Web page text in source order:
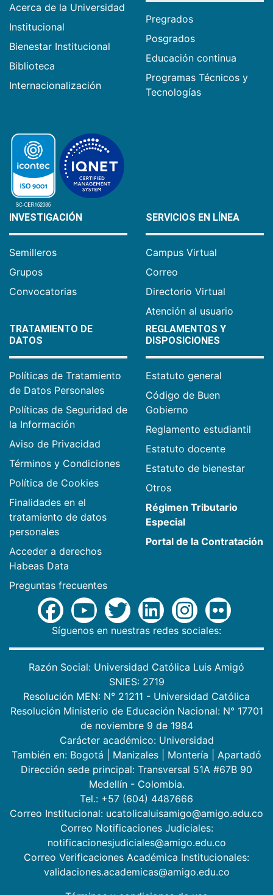
Acerca de la Universidad
Institucional
Bienestar Institucional
Biblioteca
Internacionalización
Pregrados
Posgrados
Educación continua
Programas Técnicos y
Tecnologías
INVESTIGACIÓN
Semilleros
Grupos
Convocatorias
SERVICIOS EN LÍNEA
Campus Virtual
Correo
Directorio Virtual
Atención al usuario
TRATAMIENTO DE
DATOS
Políticas de Tratamiento
de Datos Personales
Políticas de Seguridad de
la Información
Aviso de Privacidad
Términos y Condiciones
Política de Cookies
Finalidades en el
tratamiento de datos
personales
Acceder a derechos
Habeas Data
Preguntas frecuentes
REGLAMENTOS Y
DISPOSICIONES
Estatuto general
Código de Buen
Gobierno
Reglamento estudiantil
Estatuto docente
Estatuto de bienestar
Otros
Régimen Tributario
Especial
Portal de la Contratación
Síguenos en nuestras redes sociales:
Razón Social: Universidad Católica Luis Amigó
SNIES: 2719
Resolución MEN: N° 21211 - Universidad Católica
Resolución Ministerio de Educación Nacional: N° 17701
de noviembre 9 de 1984
Carácter académico: Universidad
También en: Bogotá Manizales Montería
Apartadó
Dirección sede principal: Transversal 51A #67B 90
Medellín - Colombia.
Tel.: +57 (604) 4487666
Correo Institucional: ucatolicaluisamigo@amigo.edu.co
Correo Notificaciones Judiciales:
notificacionesjudiciales@amigo.edu.co
Correo Verificaciones Académica Institucionales:
validaciones.academicas@amigo.edu.co